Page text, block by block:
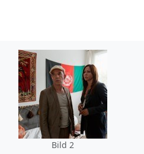
Bild 2